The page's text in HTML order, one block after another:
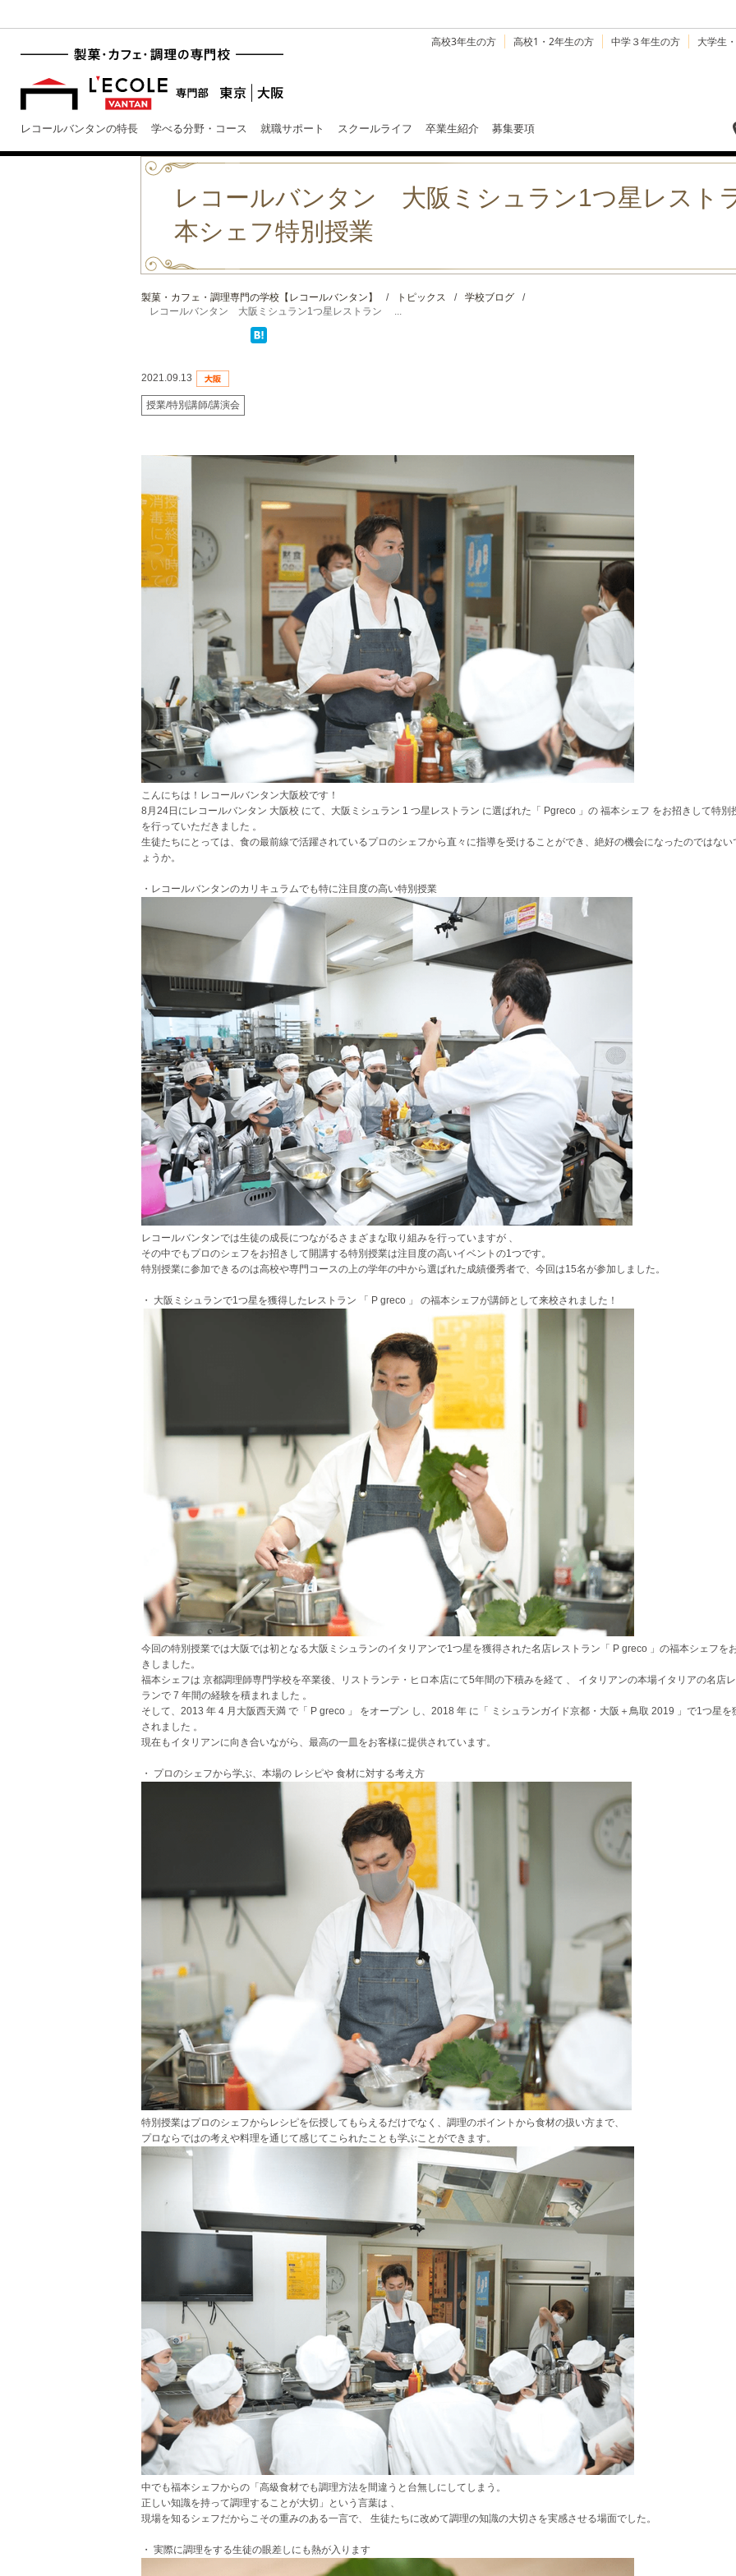
高校3年生の方 高校1・2年生の方 中学３年生の方 大学生
レコールバンタンの特長 学べる分野・コース 就職サポート スクールライフ 卒業生紹介 募集要項
レコールバンタン 大阪ミシュラン1つ星レス
本シェフ特別授業
製菓・カフェ・調理専門の学校【レコールバンタン】 / トピックス / 学校ブログ
/
レコールバンタン 大阪ミシュラン1つ星レストラン ...
2021.09.13
授業/特別講師/講演会
こんにちは！レコールバンタン大阪校です！
8月24日にレコールバンタン 大阪校 にて、大阪ミシュラン 1 つ星レストラン に選ばれた「 Pgreco 」の 福本シェフ をお招きして特別
を行っていただきました 。
生徒たちにとっては、食の最前線で活躍されているプロのシェフから直々に指導を受けることができ、絶好の機会になったのではない
ょうか。
・レコールバンタンのカリキュラムでも特に注目度の高い特別授業
レコールバンタンでは生徒の成長につながるさまざまな取り組みを行っていますが 、
その中でもプロのシェフをお招きして開講する特別授業は注目度の高いイベントの1つです。
特別授業に参加できるのは高校や専門コースの上の学年の中から選ばれた成績優秀者で、今回は15名が参加しました。
・ 大阪ミシュランで1つ星を獲得したレストラン 「 P greco 」 の福本シェフが講師として来校されました！
今回の特別授業では大阪では初となる大阪ミシュランのイタリアンで1つ星を獲得された名店レストラン「 P greco 」の福本シェフを
きしました。
福本シェフは 京都調理師専門学校を卒業後、リストランテ・ヒロ本店にて5年間の下積みを経て 、 イタリアンの本場イタリアの名店レ
ランで 7 年間の経験を積まれました 。
そして、2013 年 4 月大阪西天満 で「 P greco 」 をオープン し、2018 年 に「 ミシュランガイド京都・大阪＋鳥取 2019 」で1つ星を
されました 。
現在もイタリアンに向き合いながら、最高の一皿をお客様に提供されています。
・ プロのシェフから学ぶ、本場の レシピや 食材に対する考え方
特別授業はプロのシェフからレシピを伝授してもらえるだけでなく、調理のポイントから食材の扱い方まで、
プロならではの考えや料理を通じて感じてこられたことも学ぶことができます。
中でも福本シェフからの「高級食材でも調理方法を間違うと台無しにしてしまう。
正しい知識を持って調理することが大切」という言葉は 、
現場を知るシェフだからこその重みのある一言で、 生徒たちに改めて調理の知識の大切さを実感させる場面でした。
・ 実際に調理をする生徒の眼差しにも熱が入ります